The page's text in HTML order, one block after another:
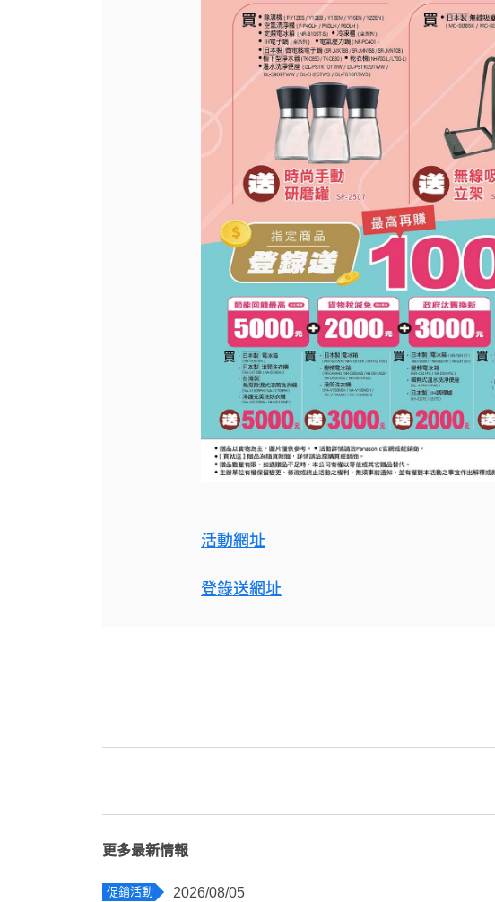
活動網址
登錄送網址
更多最新情報
促銷活動
2026/08/05